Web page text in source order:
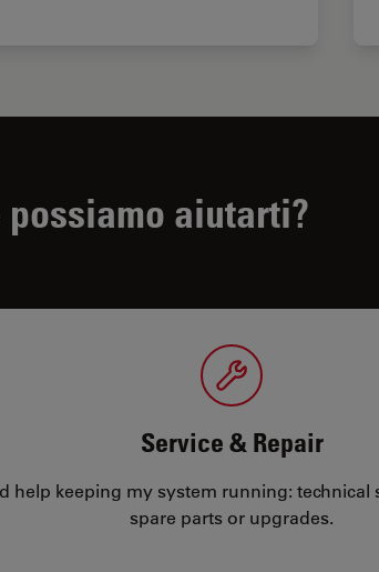
possiamo aiutarti?
Service & Repair
help keeping my system running: technical
spare parts or upgrades.